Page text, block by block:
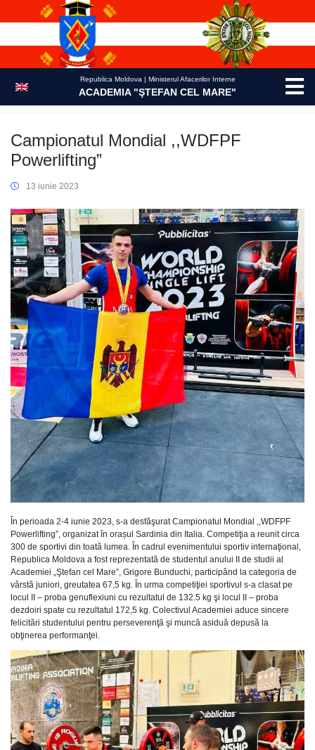
Republica Moldova | Ministerul Afacerilor Interne
ACADEMIA "ŞTEFAN CEL MARE"
Campionatul Mondial ,,WDFPF
Powerlifting”
13 iunie 2023
În perioada 2-4 iunie 2023, s-a desfăşurat Campionatul Mondial ,,WDFPF
Powerlifting”, organizat în orașul Sardinia din Italia. Competiţia a reunit circa
300 de sportivi din toată lumea. În cadrul evenimentului sportiv internaţional,
Republica Moldova a fost reprezentată de studentul anului II de studii al
Academiei „Ştefan cel Mare”, Grigore Bunduchi, participând la categoria de
vârstă juniori, greutatea 67,5 kg. În urma competiţiei sportivul s-a clasat pe
locul II – proba genuflexiuni cu rezultatul de 132.5 kg şi locul II – proba
dezdoiri spate cu rezultatul 172,5 kg. Colectivul Academiei aduce sincere
felicitări studentului pentru perseverenţă şi muncă asiduă depusă la
obţinerea performanţei.